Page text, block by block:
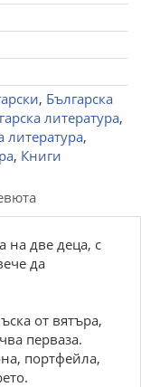
, Българска
литература,
литература,
, Книги
на две деца, с
да
от вятъра,
перваза.
портфейла,